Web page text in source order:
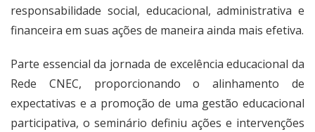
responsabilidade social, educacional, administrativa e
financeira em suas ações de maneira ainda mais efetiva.
Parte essencial da jornada de excelência educacional da
Rede CNEC, proporcionando o alinhamento de
expectativas e a promoção de uma gestão educacional
participativa, o seminário definiu ações e intervenções